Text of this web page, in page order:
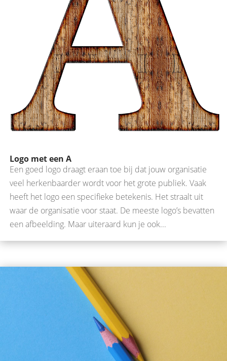
Logo met een A
Een goed logo draagt eraan toe bij dat jouw organisatie
veel herkenbaarder wordt voor het grote publiek. Vaak
heeft het logo een specifieke betekenis. Het straalt uit
waar de organisatie voor staat. De meeste logo’s bevatten
een afbeelding. Maar uiteraard kun je ook...